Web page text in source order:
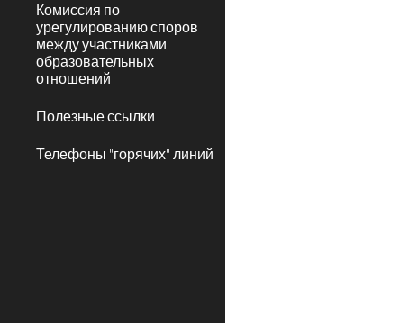
Комиссия по
урегулированию споров
между участниками
образовательных
отношений
Полезные ссылки
Телефоны "горячих" линий